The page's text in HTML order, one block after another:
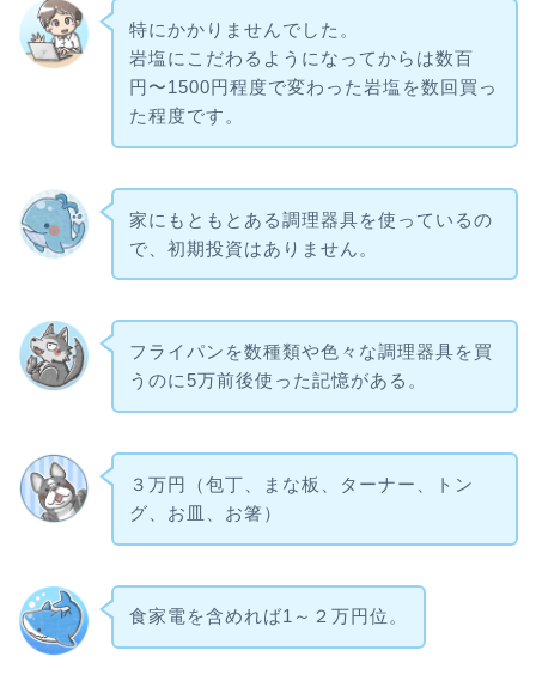
特にかかりませんでした。
岩塩にこだわるようになってからは数百
円〜1500円程度で変わった岩塩を数回買っ
た程度です。
家にもともとある調理器具を使っているの
で、初期投資はありません。
フライパンを数種類や色々な調理器具を買
うのに5万前後使った記憶がある。
３万円（包丁、まな板、ターナー、トン
グ、お皿、お箸）
食家電を含めれば1～２万円位。